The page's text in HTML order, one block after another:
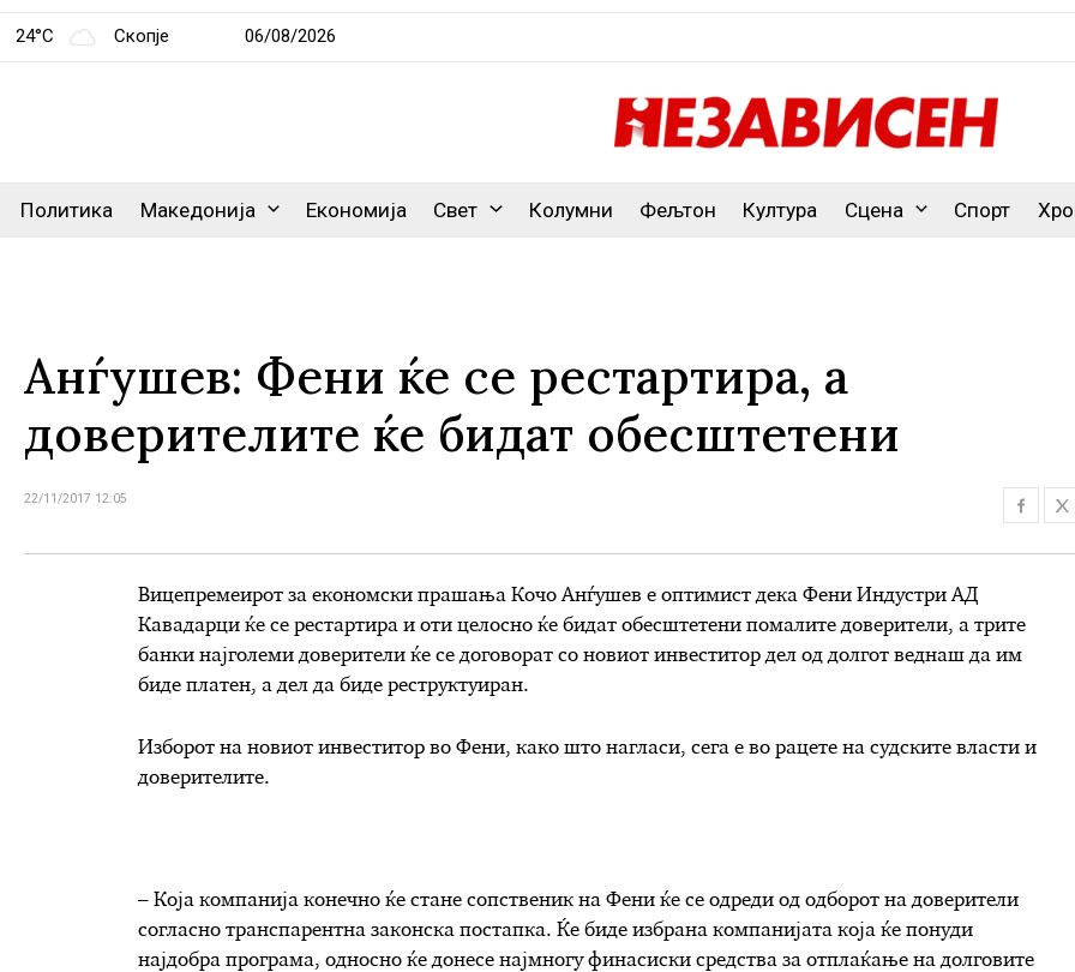
24°C Скопје 06/08/2026
Политика Македонија Економија Свет Колумни Фељтон Култура Сцена Спорт
Анѓушев: Фени ќе се рестартира, а
доверителите ќе бидат обесштетени
22/11/2017 12:05
Вицепремеирот за економски прашања Кочо Анѓушев е оптимист дека Фени Индустри АД
Кавадарци ќе се рестартира и оти целосно ќе бидат обесштетени помалите доверители, а трите
банки најголеми доверители ќе се договорат со новиот инвеститор дел од долгот веднаш да им
биде платен, а дел да биде реструктуиран.
Изборот на новиот инвеститор во Фени, како што нагласи, сега е во рацете на судските власти и
доверителите.
– Која компанија конечно ќе стане сопственик на Фени ќе се одреди од одборот на доверители
согласно транспарентна законска постапка. Ќе биде избрана компанијата која ќе понуди
најдобра програма, односно ќе донесе најмногу финасиски средства за отплаќање на долговите